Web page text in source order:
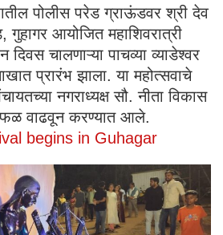
पोलीस परेड ग्राऊंडवर श्री देव
आयोजित महाशिवरात्री
दिवस चालणाऱ्या पाचव्या व्याडेश्वर
प्रारंभ झाला. या महोत्सवाचे
नगराध्यक्ष सौ. नीता विकास
वाढवून करण्यात आले.
begins in Guhagar